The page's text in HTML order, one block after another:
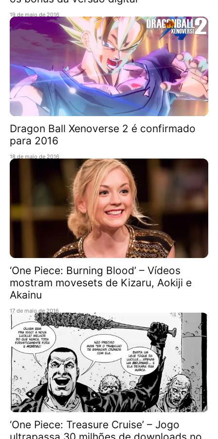
19 de maio de 2016
Dragon Ball Xenoverse 2 é confirmado
para 2016
18 de maio de 2016
‘One Piece: Burning Blood’ – Vídeos
mostram movesets de Kizaru, Aokiji e
Akainu
17 de maio de 2016
‘One Piece: Treasure Cruise’ – Jogo